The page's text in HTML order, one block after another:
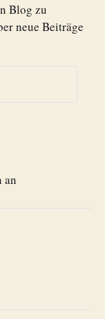
Blog zu
neue Beiträge
an